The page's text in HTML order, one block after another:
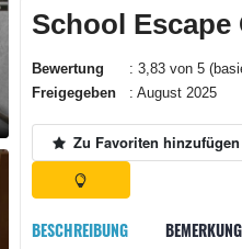
School Escape
Bewertung
: 3,83 von 5
Freigegeben
: August 2025
Zu Favoriten hinzufügen
BESCHREIBUNG